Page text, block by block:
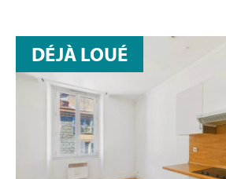
DÉJÀ LOUÉ